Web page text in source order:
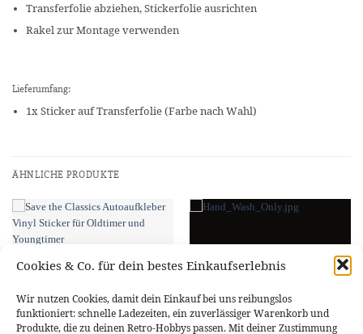
Cookies & Co. für dein bestes Einkaufserlebnis
Wir nutzen Cookies, damit dein Einkauf bei uns reibungslos
funktioniert: schnelle Ladezeiten, ein zuverlässiger Warenkorb und
Produkte, die zu deinen Retro-Hobbys passen. Mit deiner Zustimmung
Transferfolie abziehen, Stickerfolie ausrichten
Rakel zur Montage verwenden
Lieferumfang:
1x Sticker auf Transferfolie (Farbe nach Wahl)
ÄHNLICHE PRODUKTE